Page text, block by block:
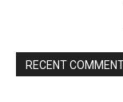
RECENT